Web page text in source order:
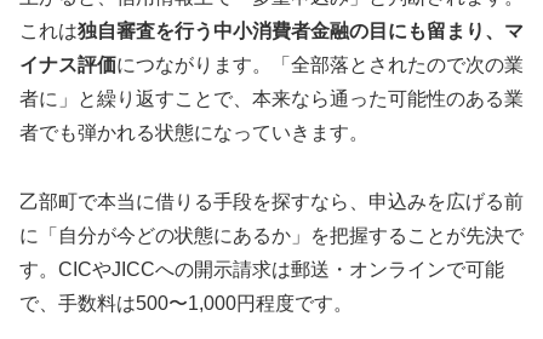
これは独自審査を行う中小消費者金融の目にも留まり、マ
イナス評価につながります。「全部落とされたので次の業
者に」と繰り返すことで、本来なら通った可能性のある業
者でも弾かれる状態になっていきます。
乙部町で本当に借りる手段を探すなら、申込みを広げる前
に「自分が今どの状態にあるか」を把握することが先決で
す。CICやJICCへの開示請求は郵送・オンラインで可能
で、手数料は500〜1,000円程度です。